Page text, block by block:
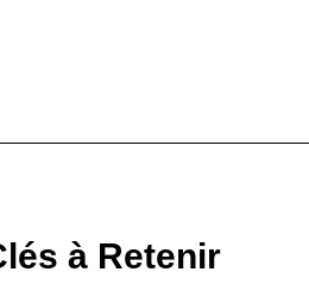
à Retenir